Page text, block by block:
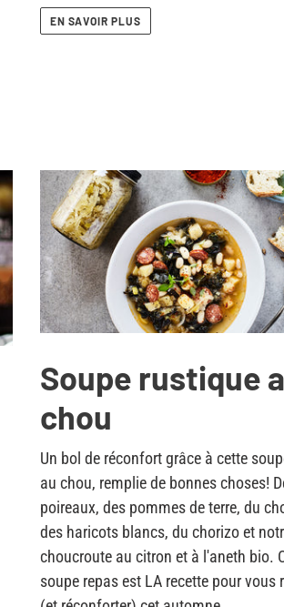
EN SAVOIR PLUS
Soupe rustique
chou
Un bol de réconfort grâce à cette
au chou, remplie de bonnes choses!
poireaux, des pommes de terre, du
des haricots blancs, du chorizo et
choucroute au citron et à l'aneth bio.
soupe repas est LA recette pour vous